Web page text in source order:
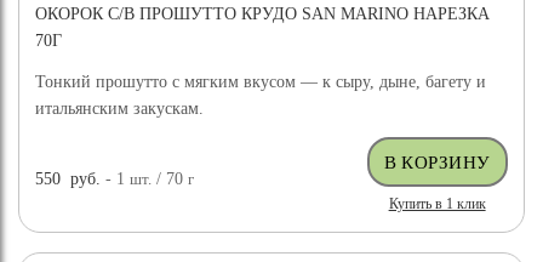
ОКОРОК С/В ПРОШУТТО КРУДО SAN MARINO НАРЕЗКА
70Г
Тонкий прошутто с мягким вкусом — к сыру, дыне, багету и
итальянским закускам.
550 руб. - 1шт. / 70г
Купить в 1 клик